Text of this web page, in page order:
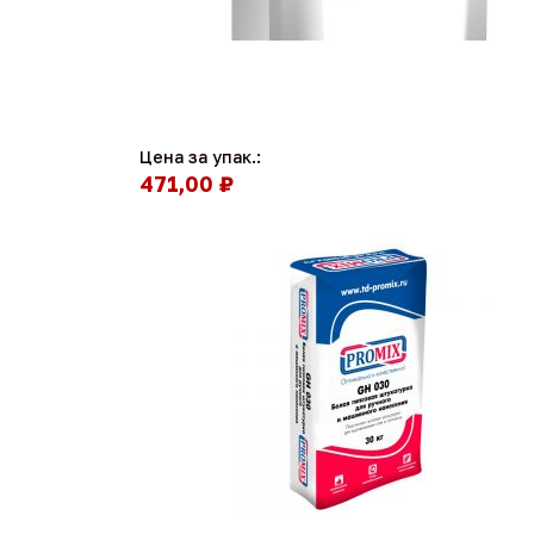
Цена за упак.:
471,00 ₽